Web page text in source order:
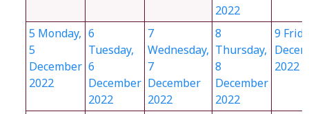
2022
5 Monday,
5
December
2022
6
Tuesday,
6
December
2022
7
Wednesday,
7
December
2022
8
Thursday,
8
December
2022
9
2022